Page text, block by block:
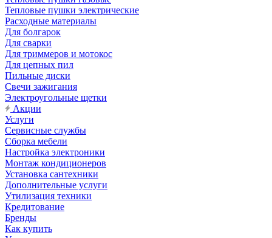
Тепловые пушки электрические
Расходные материалы
Для болгарок
Для сварки
Для триммеров и мотокос
Для цепных пил
Пильные диски
Свечи зажигания
Электроугольные щетки
Акции
Услуги
Сервисные службы
Сборка мебели
Настройка электроники
Монтаж кондиционеров
Установка сантехники
Дополнительные услуги
Утилизация техники
Кредитование
Бренды
Как купить